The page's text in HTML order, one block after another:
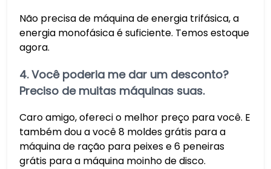
Não precisa de máquina de energia trifásica, a
energia monofásica é suficiente. Temos estoque
agora.
4. Você poderia me dar um desconto?
Preciso de muitas máquinas suas.
Caro amigo, ofereci o melhor preço para você. E
também dou a você 8 moldes grátis para a
máquina de ração para peixes e 6 peneiras
grátis para a máquina moinho de disco.